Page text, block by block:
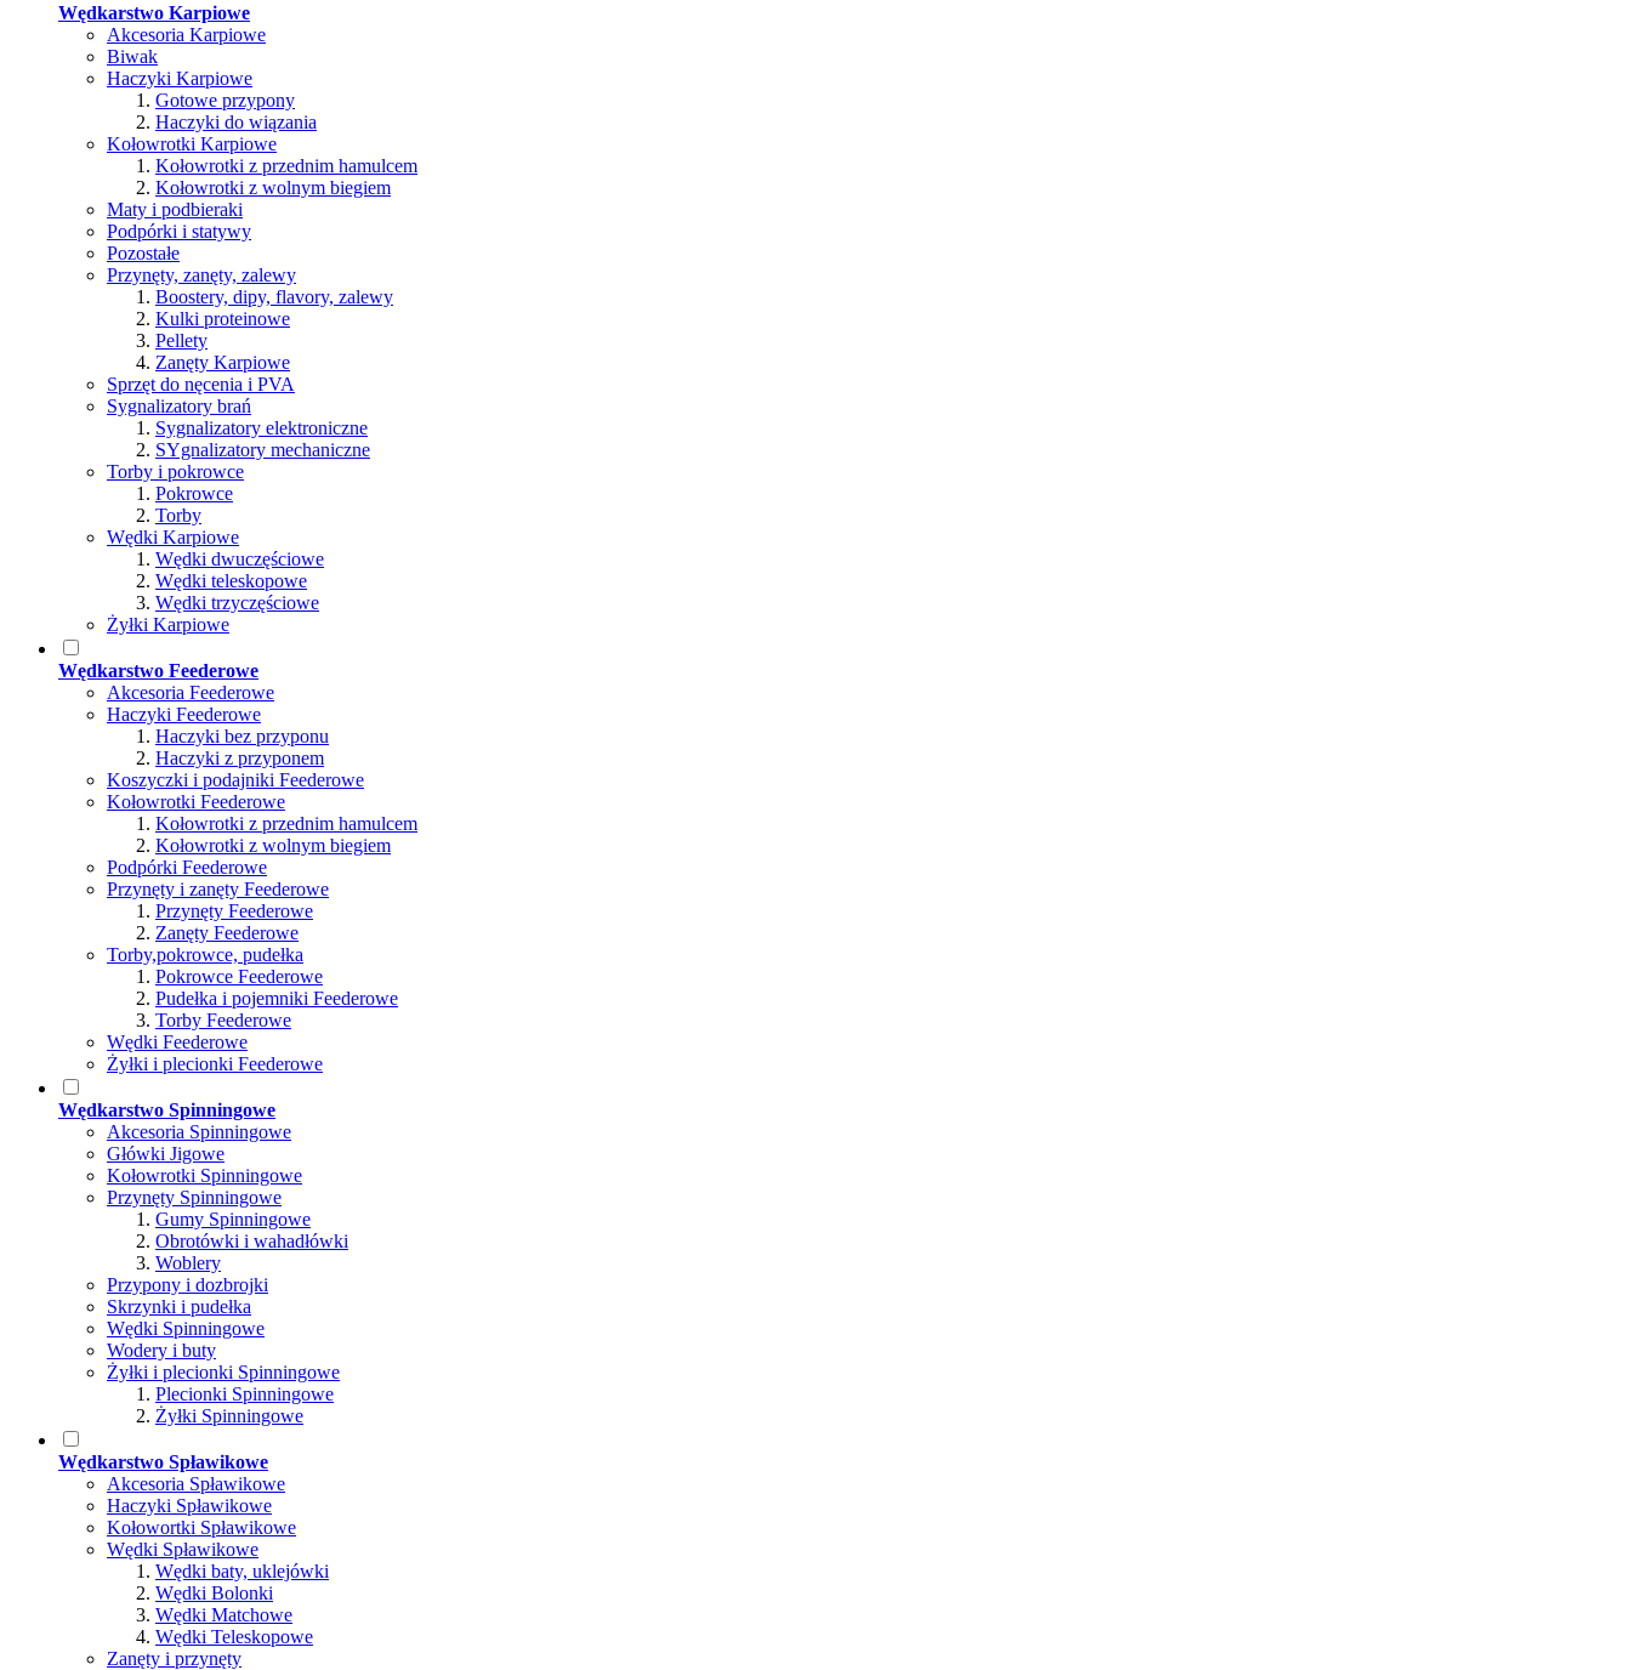
Wędkarstwo Karpiowe
Akcesoria Karpiowe
Biwak
Haczyki Karpiowe
Gotowe przypony
Haczyki do wiązania
Kołowrotki Karpiowe
Kołowrotki z przednim hamulcem
Kołowrotki z wolnym biegiem
Maty i podbieraki
Podpórki i statywy
Pozostałe
Przynęty, zanęty, zalewy
Boostery, dipy, flavory, zalewy
Kulki proteinowe
Pellety
Zanęty Karpiowe
Sprzęt do nęcenia i PVA
Sygnalizatory brań
Sygnalizatory elektroniczne
SYgnalizatory mechaniczne
Torby i pokrowce
Pokrowce
Torby
Wędki Karpiowe
Wędki dwuczęściowe
Wędki teleskopowe
Wędki trzyczęściowe
Żyłki Karpiowe
Wędkarstwo Feederowe
Akcesoria Feederowe
Haczyki Feederowe
Haczyki bez przyponu
Haczyki z przyponem
Koszyczki i podajniki Feederowe
Kołowrotki Feederowe
Kołowrotki z przednim hamulcem
Kołowrotki z wolnym biegiem
Podpórki Feederowe
Przynęty i zanęty Feederowe
Przynęty Feederowe
Zanęty Feederowe
Torby,pokrowce, pudełka
Pokrowce Feederowe
Pudełka i pojemniki Feederowe
Torby Feederowe
Wędki Feederowe
Żyłki i plecionki Feederowe
Wędkarstwo Spinningowe
Akcesoria Spinningowe
Główki Jigowe
Kołowrotki Spinningowe
Przynęty Spinningowe
Gumy Spinningowe
Obrotówki i wahadłówki
Woblery
Przypony i dozbrojki
Skrzynki i pudełka
Wędki Spinningowe
Wodery i buty
Żyłki i plecionki Spinningowe
Plecionki Spinningowe
Żyłki Spinningowe
Wędkarstwo Spławikowe
Akcesoria Spławikowe
Haczyki Spławikowe
Kołowortki Spławikowe
Wędki Spławikowe
Wędki baty, uklejówki
Wędki Bolonki
Wędki Matchowe
Wędki Teleskopowe
Zanęty i przynęty